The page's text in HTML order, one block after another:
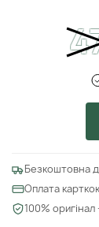
Безкоштовна
Оплата
100%